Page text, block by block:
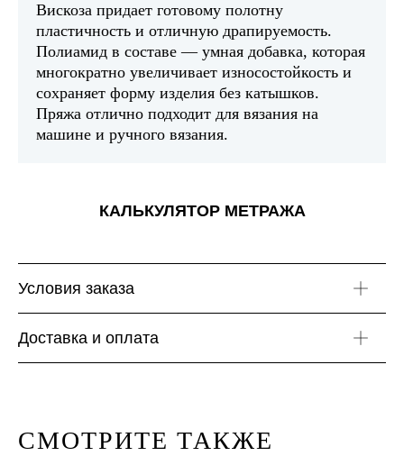
Вискоза придает готовому полотну
пластичность и отличную драпируемость.
Полиамид в составе — умная добавка, которая
многократно увеличивает износостойкость и
сохраняет форму изделия без катышков.
Пряжа отлично подходит для вязания на
машине и ручного вязания.
КАЛЬКУЛЯТОР МЕТРАЖА
Условия заказа
Доставка и оплата
СМОТРИТЕ ТАКЖЕ